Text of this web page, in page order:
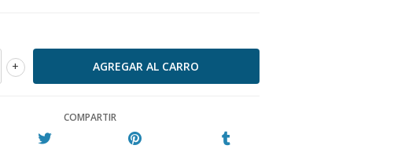
+
COMPARTIR